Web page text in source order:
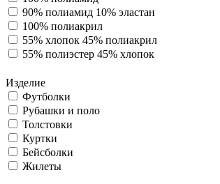
90% полиамид 10% эластан
100% полиакрил
55% хлопок 45% полиакрил
55% полиэстер 45% хлопок
Изделие
Футболки
Рубашки и поло
Толстовки
Куртки
Бейсболки
Жилеты